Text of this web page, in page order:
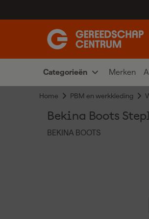
Categorieën Merken
Home PBM en werkkleding
Bekina Boots
BEKINA BOOTS